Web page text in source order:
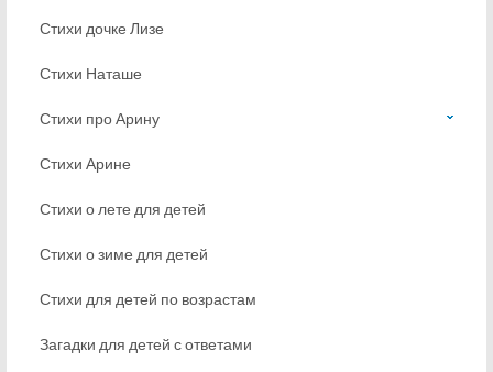
Стихи дочке Лизе
Стихи Наташе
Стихи про Арину
Стихи Арине
Стихи о лете для детей
Стихи о зиме для детей
Стихи для детей по возрастам
Загадки для детей с ответами